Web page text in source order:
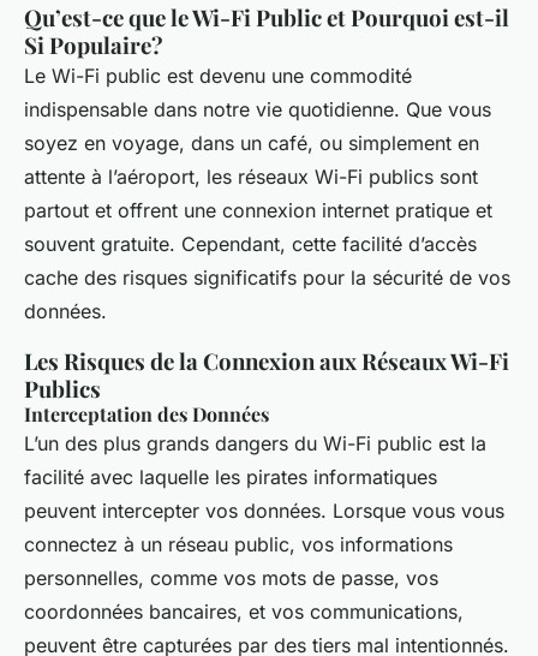
Lilou•1 avril 2025•5 min de lecture
Qu’est-ce que le Wi-Fi Public et Pourquoi est-il
Si Populaire?
Le Wi-Fi public est devenu une commodité
indispensable dans notre vie quotidienne. Que vous
soyez en voyage, dans un café, ou simplement en
attente à l’aéroport, les réseaux Wi-Fi publics sont
partout et offrent une connexion internet pratique et
souvent gratuite. Cependant, cette facilité d’accès
cache des risques significatifs pour la sécurité de vos
données.
Les Risques de la Connexion aux Réseaux Wi-Fi
Publics
Interceptation des Données
L’un des plus grands dangers du Wi-Fi public est la
facilité avec laquelle les pirates informatiques
peuvent intercepter vos données. Lorsque vous vous
connectez à un réseau public, vos informations
personnelles, comme vos mots de passe, vos
coordonnées bancaires, et vos communications,
peuvent être capturées par des tiers mal intentionnés.